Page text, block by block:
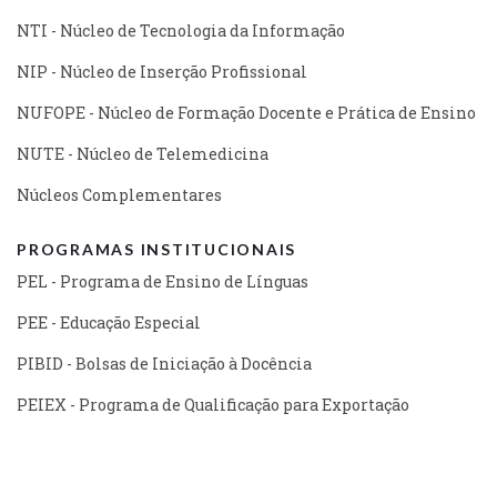
NTI - Núcleo de Tecnologia da Informação
NIP - Núcleo de Inserção Profissional
NUFOPE - Núcleo de Formação Docente e Prática de Ensino
NUTE - Núcleo de Telemedicina
Núcleos Complementares
PROGRAMAS INSTITUCIONAIS
PEL - Programa de Ensino de Línguas
PEE - Educação Especial
PIBID - Bolsas de Iniciação à Docência
PEIEX - Programa de Qualificação para Exportação